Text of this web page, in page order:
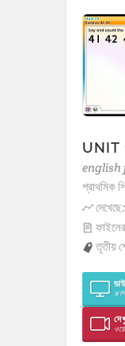
UNIT
english
প্রাথমিক
তৃতীয়